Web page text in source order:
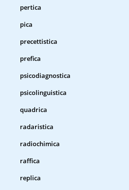
pertica
pica
precettistica
prefica
psicodiagnostica
psicolinguistica
quadrica
radaristica
radiochimica
raffica
replica